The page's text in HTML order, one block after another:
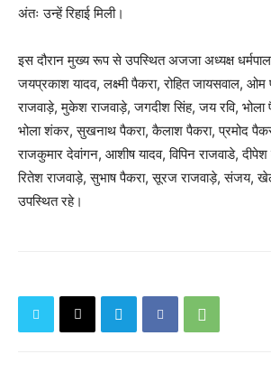
अंतः उन्हें रिहाई मिली।
इस दौरान मुख्य रूप से उपस्थित अजजा अध्यक्ष
जयप्रकाश यादव, लक्ष्मी पैकरा, रोहित जायसवाल,
राजवाड़े, मुकेश राजवाड़े, जगदीश सिंह, जय रवि, भोला
भोला शंकर, सुखनाथ पैकरा, कैलाश पैकरा, प्रमोद
राजकुमार देवांगन, आशीष यादव, विपिन राजवाडे,
रितेश राजवाड़े, सुभाष पैकरा, सूरज राजवाड़े, संजय,
उपस्थित रहे।